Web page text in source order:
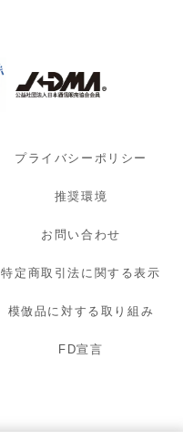
プライバシーポリシー
推奨環境
お問い合わせ
特定商取引法に関する表示
模倣品に対する取り組み
FD宣言